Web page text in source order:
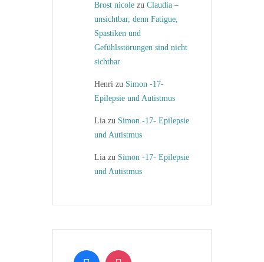
Brost nicole zu Claudia –
unsichtbar, denn Fatigue,
Spastiken und
Gefühlsstörungen sind nicht
sichtbar
Henri zu Simon -17-
Epilepsie und Autistmus
Lia zu Simon -17- Epilepsie
und Autistmus
Lia zu Simon -17- Epilepsie
und Autistmus